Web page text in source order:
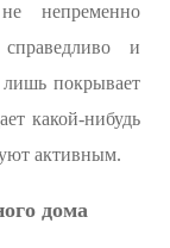
непременно
и
покрывает
какой-нибудь
активным.
дома